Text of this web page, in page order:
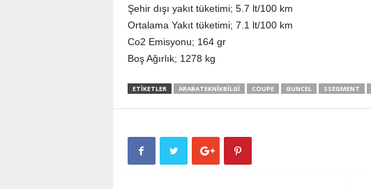
Şehir dışı yakıt tüketimi; 5.7 lt/100 km
Ortalama Yakıt tüketimi; 7.1 lt/100 km
Co2 Emisyonu; 164 gr
Boş Ağırlık; 1278 kg
ETIKETLER ARABATEKNIKBILGI COUPE GUNCEL SSEGMENT